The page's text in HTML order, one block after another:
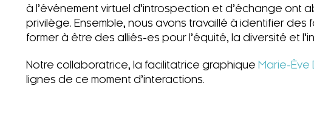
à l’événement virtuel d’introspection et d’échange
privilège. Ensemble, nous avons travaillé à identifier
former à être des alliés-es pour l’équité, la diversité et
Notre collaboratrice, la facilitatrice graphique Marie-Ève
lignes de ce moment d’interactions.